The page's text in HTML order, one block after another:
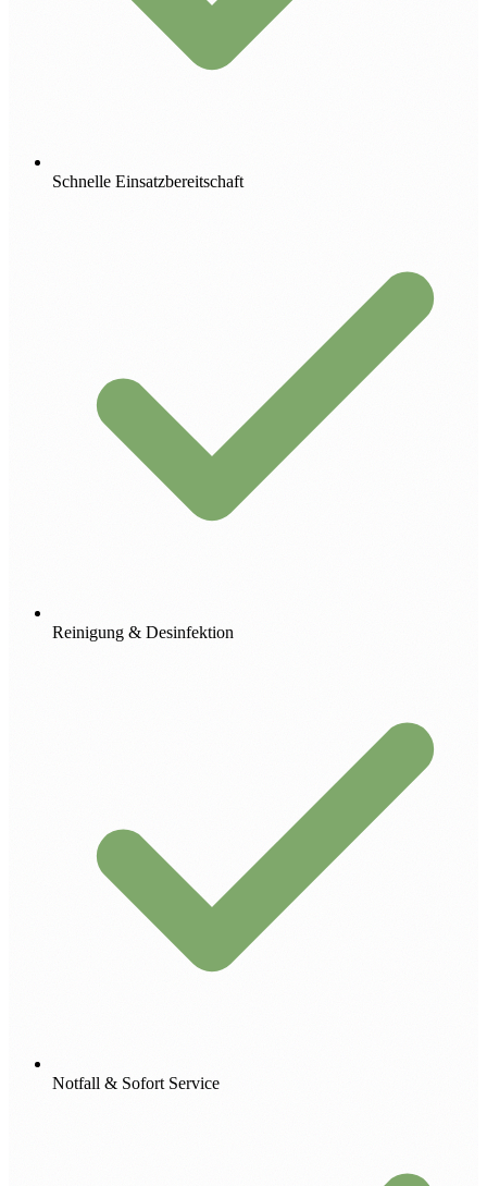
Schnelle Einsatzbereitschaft
Reinigung & Desinfektion
Notfall & Sofort Service